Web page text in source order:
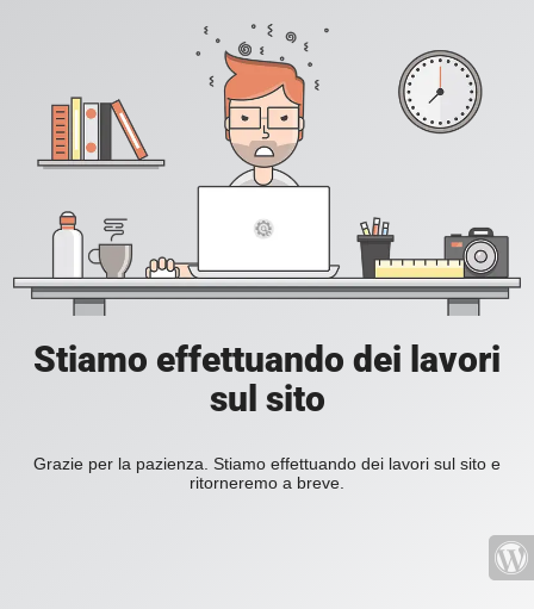
Stiamo effettuando dei lavori
sul sito
Grazie per la pazienza. Stiamo effettuando dei lavori sul sito e
ritorneremo a breve.